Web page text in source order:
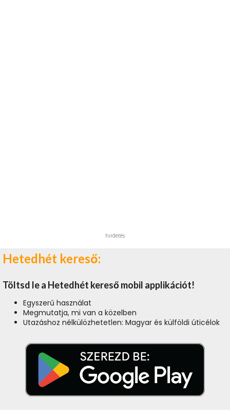
hirdetés
Hetedhét kereső:
Töltsd le a Hetedhét kereső mobil applikációt!
Egyszerű használat
Megmutatja, mi van a közelben
Utazáshoz nélkülözhetetlen: Magyar és külföldi úticélok